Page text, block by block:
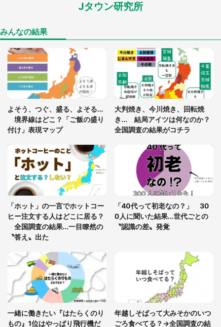
家に〝デカい蛾〟が居座り続けて3日間...ビビり続
「○○がない街に住んでいます」住人の呟きに30万
人驚がく 何が存在しないか、あなたはわかる？
「閉所恐怖症の私は新幹線で大パニック。隣席の青
年に『手を繋いで』とお願いしたら...」 体験談に
8万人感動
知らぬおじいさんがわざわざ声をかけてきて（兵庫
県・30代女性）
「ゾワゾワする」「本当に気持ち悪い」 道端でバ
グっちゃってた〝野生の野菜〟に6.5万人戦慄
Jタウン研究所
みんなの結果
よそう、つぐ、盛る、よそる...
境界線はどこ？「ご飯の盛り
付け」表現マップ
大判焼き、今川焼き、回転焼
き... 結局アイツは何なのか？
全国調査の結果がコチラ
「ホット」の一言でホットコー
ヒー注文する人はどこに居る？
全国調査の結果...一目瞭然の
〝答え〟出た
「40代って初老なの？」 30
0人に聞いた結果...世代ごとの
〝認識の差〟発覚
一緒に働きたい『はたらくのり
もの』1位はやっぱり飛行機だ
年越しそばって大みそかのいつ
ごろ食べてる？→全国調査の結